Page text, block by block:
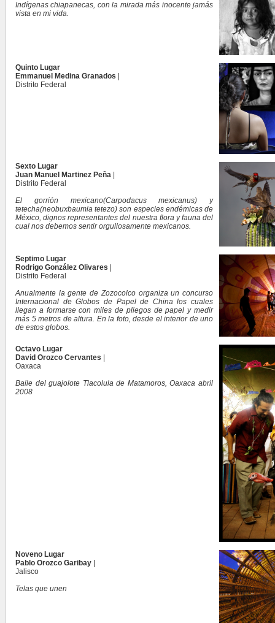
Indígenas chiapanecas, con la mirada más inocente jamás
vista en mi vida.
Quinto Lugar
Emmanuel Medina Granados
Distrito Federal
Sexto Lugar
Juan Manuel Martinez Peña
Distrito Federal
El gorrión mexicano(Carpodacus mexicanus) y
tetecha(neobuxbaumia tetezo) son especies endémicas de
México, dignos representantes del nuestra flora y fauna del
cual nos debemos sentir orgullosamente mexicanos.
Septimo Lugar
Rodrigo González Olivares
Distrito Federal
Anualmente la gente de Zozocolco organiza un concurso
Internacional de Globos de Papel de China los cuales
llegan a formarse con miles de pliegos de papel y medir
más 5 metros de altura. En la foto, desde el interior de uno
de estos globos.
Octavo Lugar
David Orozco Cervantes
Oaxaca
Baile del guajolote Tlacolula de Matamoros, Oaxaca abril
2008
Noveno Lugar
Pablo Orozco Garibay
Jalisco
Telas que unen